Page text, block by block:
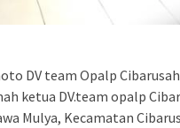
DV team Opalp
ketua DV.team opalp
Mulya, Kecamatan